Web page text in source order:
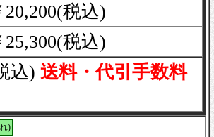
20,200(税込)
25,300(税込)
込) 送料・代引手数料
)